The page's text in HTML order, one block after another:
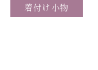
着付け小物